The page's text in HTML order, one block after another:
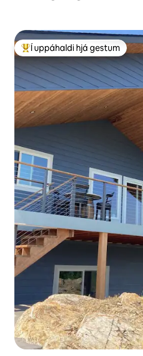
Í mestu uppáhaldi hjá gestum
Í uppáhaldi hjá gestum